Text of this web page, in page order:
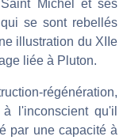
Michel et ses
se sont rebellés
illustration du XIIe
liée à Pluton.
régénération,
l'inconscient qu'il
par une capacité à